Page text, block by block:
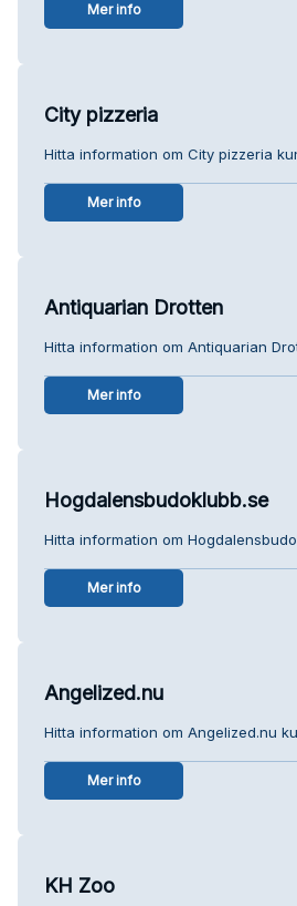
Mer info
City pizzeria
Hitta information om City pizzeria
Mer info
Antiquarian Drotten
Hitta information om Antiquarian
Mer info
Hogdalensbudoklubb.se
Hitta information om
Mer info
Angelized.nu
Hitta information om Angelized.nu
Mer info
KH Zoo